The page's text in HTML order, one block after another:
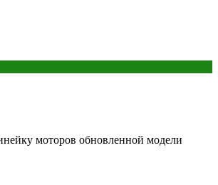
моторов обновленной модели